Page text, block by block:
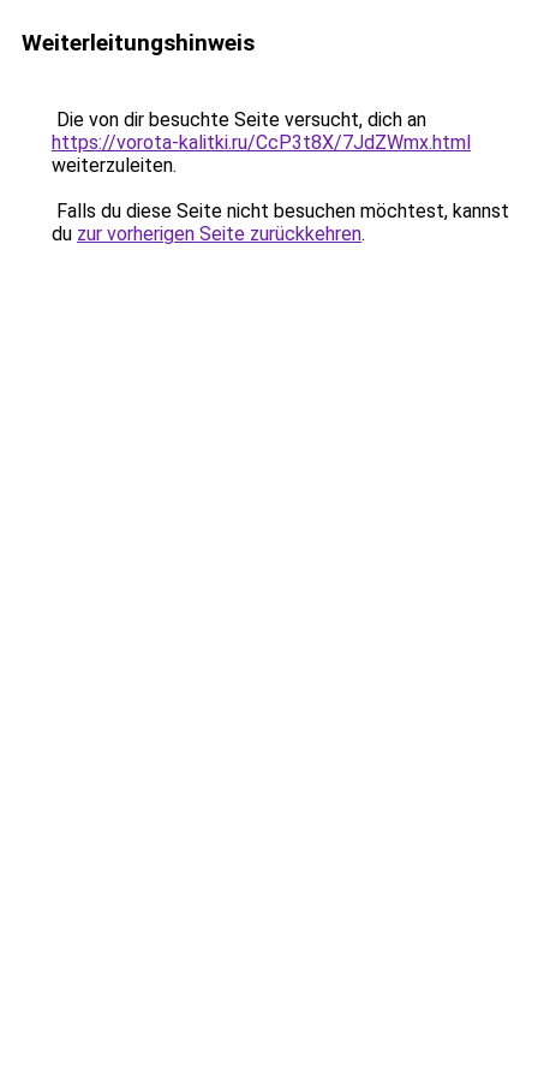
Weiterleitungshinweis
Die von dir besuchte Seite versucht, dich an
https://vorota-kalitki.ru/CcP3t8X/7JdZWmx.html
weiterzuleiten.
Falls du diese Seite nicht besuchen möchtest, kannst
du zur vorherigen Seite zurückkehren.